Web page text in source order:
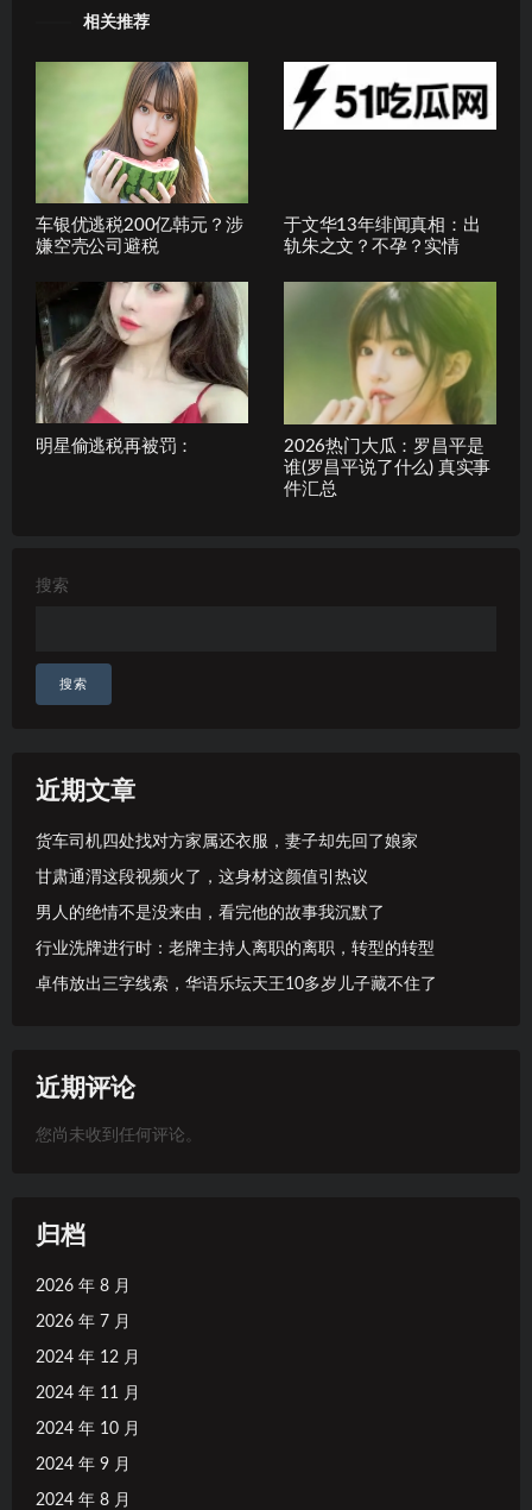
相关推荐
车银优逃税200亿韩元？涉
嫌空壳公司避税
于文华13年绯闻真相：出
轨朱之文？不孕？实情
明星偷逃税再被罚：
2026热门大瓜：罗昌平是
谁(罗昌平说了什么) 真实事
件汇总
搜索
搜索
近期文章
货车司机四处找对方家属还衣服，妻子却先回了娘家
甘肃通渭这段视频火了，这身材这颜值引热议
男人的绝情不是没来由，看完他的故事我沉默了
行业洗牌进行时：老牌主持人离职的离职，转型的转型
卓伟放出三字线索，华语乐坛天王10多岁儿子藏不住了
近期评论
您尚未收到任何评论。
归档
2026 年 8 月
2026 年 7 月
2024 年 12 月
2024 年 11 月
2024 年 10 月
2024 年 9 月
2024 年 8 月